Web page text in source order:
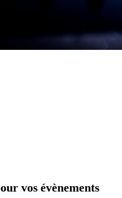
vos évènements